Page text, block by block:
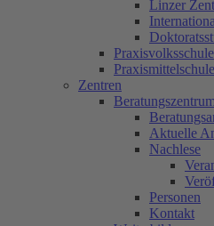
Linzer
Praxisvolksschule
Praxismittelschule
Zentren
Beratungszentrum
Aktuelle
Nachlese
Personen
Kontakt